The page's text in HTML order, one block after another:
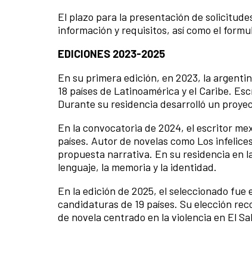
El plazo para la presentación de
información y requisitos, así como el
EDICIONES 2023-2025
En su primera edición, en 2023, la
18 países de Latinoamérica y el Caribe.
Durante su residencia desarrolló un
En la convocatoria de 2024, el escritor
países. Autor de novelas como Los
propuesta narrativa. En su residencia en
lenguaje, la memoria y la identidad.
En la edición de 2025, el seleccionado
candidaturas de 19 países. Su elección
de novela centrado en la violencia en El